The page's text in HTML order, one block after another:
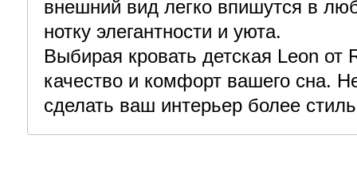
внешний вид легко впишутся в
нотку элегантности и уюта.
Выбирая кровать детская Leon от
качество и комфорт вашего сна.
сделать ваш интерьер более